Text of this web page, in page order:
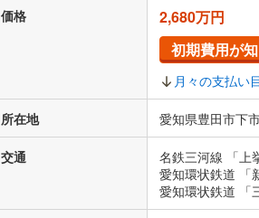
価格
2,680万円
初期費用が
月々の支払い
所在地 愛知県豊田市下
交通
名鉄三河線 「上
愛知環状鉄道 「
愛知環状鉄道 「